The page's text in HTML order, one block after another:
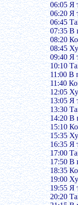
06:05 Я
06:20 Я
06:45
07:35 В
08:20
08:45
09:40 Я
10:10
11:00 В
11:40
12:05
13:05 Я
13:30
14:20 В
15:10
15:35
16:35 Я
17:00
17:50 В
18:35
19:00
19:55 Я
20:20